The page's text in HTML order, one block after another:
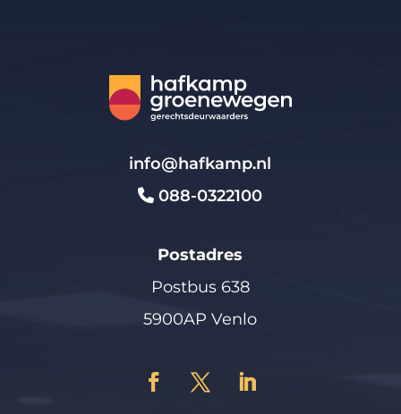
info@hafkamp.nl
088-0322100
Postadres
Postbus 638
5900AP Venlo